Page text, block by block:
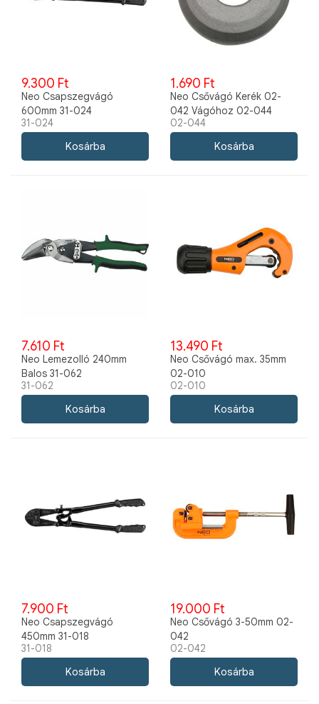
9.300 Ft
Neo Csapszegvágó
600mm 31-024
31-024
1.690 Ft
Neo Csővágó Kerék 02-
042 Vágóhoz 02-044
02-044
7.610 Ft
Neo Lemezolló 240mm
Balos 31-062
31-062
13.490 Ft
Neo Csővágó max. 35mm
02-010
02-010
7.900 Ft
Neo Csapszegvágó
450mm 31-018
31-018
19.000 Ft
Neo Csővágó 3-50mm 02-
042
02-042